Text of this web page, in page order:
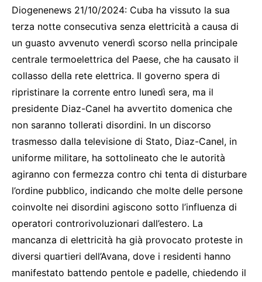
Diogenenews 21/10/2024: Cuba ha vissuto la sua
terza notte consecutiva senza elettricità a causa di
un guasto avvenuto venerdì scorso nella principale
centrale termoelettrica del Paese, che ha causato il
collasso della rete elettrica. Il governo spera di
ripristinare la corrente entro lunedì sera, ma il
presidente Diaz-Canel ha avvertito domenica che
non saranno tollerati disordini. In un discorso
trasmesso dalla televisione di Stato, Diaz-Canel, in
uniforme militare, ha sottolineato che le autorità
agiranno con fermezza contro chi tenta di disturbare
l’ordine pubblico, indicando che molte delle persone
coinvolte nei disordini agiscono sotto l’influenza di
operatori controrivoluzionari dall’estero. La
mancanza di elettricità ha già provocato proteste in
diversi quartieri dell’Avana, dove i residenti hanno
manifestato battendo pentole e padelle, chiedendo il